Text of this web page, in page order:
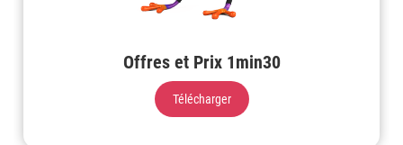
Offres et Prix 1min30
Télécharger